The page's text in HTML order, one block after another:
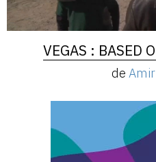
VEGAS : BASED
de